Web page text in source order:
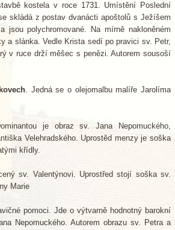
kostela v roce 1731. Umístění Poslední
skládá z postav dvanácti apoštolů s Ježíšem
polychromované. Na mírně nakloněném
a slánka. Vedle Krista sedí po pravici sv. Petr,
v ruce drží měšec s penězi. Autorem sousoší
. Jedná se o olejomalbu malíře Jarolíma
je obraz sv. Jana Nepomuckého,
Velehradského. Uprostěd menzy je soška
křídly.
sv. Valentýnovi. Uprostřed stojí soška sv.
Marie
pomoci. Jde o výtvarně hodnotný barokní
Nepomuckého. Autorem obrazu sv. Petra a